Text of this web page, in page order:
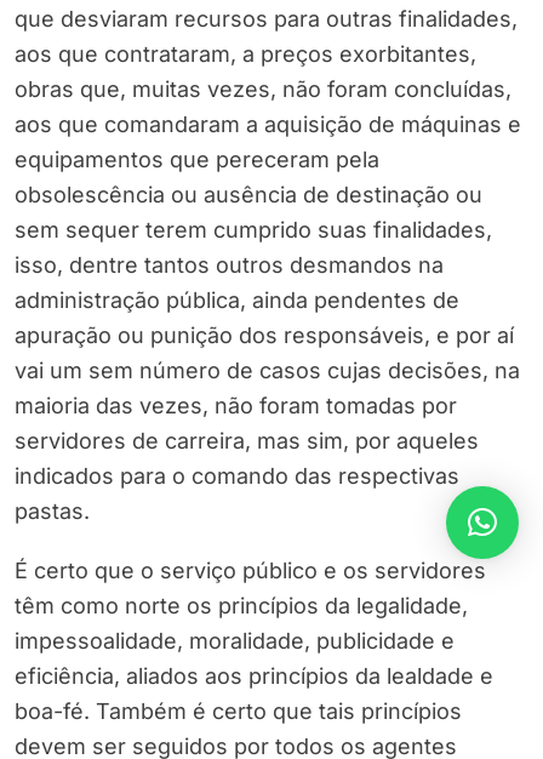
que desviaram recursos para outras finalidades,
aos que contrataram, a preços exorbitantes,
obras que, muitas vezes, não foram concluídas,
aos que comandaram a aquisição de máquinas e
equipamentos que pereceram pela
obsolescência ou ausência de destinação ou
sem sequer terem cumprido suas finalidades,
isso, dentre tantos outros desmandos na
administração pública, ainda pendentes de
apuração ou punição dos responsáveis, e por aí
vai um sem número de casos cujas decisões, na
maioria das vezes, não foram tomadas por
servidores de carreira, mas sim, por aqueles
indicados para o comando das respectivas
pastas.
É certo que o serviço público e os servidores
têm como norte os princípios da legalidade,
impessoalidade, moralidade, publicidade e
eficiência, aliados aos princípios da lealdade e
boa-fé. Também é certo que tais princípios
devem ser seguidos por todos os agentes